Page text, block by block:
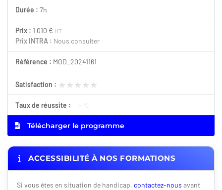
Durée : 7h
Prix : 1 010 € HT
Prix INTRA : Nous consulter
Référence : MOD_20241161
Satisfaction : ★★★★★
★★★★★
Taux de réussite : - %
Télécharger le programme
ACCESSIBILITÉ À NOS FORMATIONS
Si vous êtes en situation de handicap, contactez-nous avant